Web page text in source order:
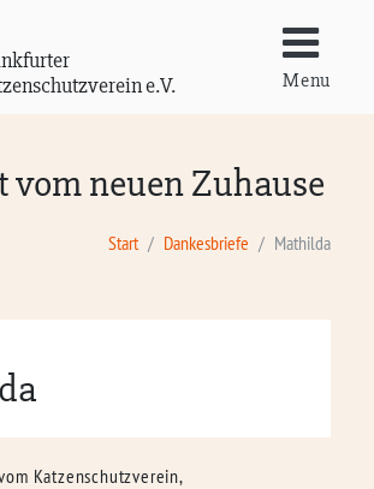
e.V.
Menu
vom neuen Zuhause
Start Dankesbriefe Mathilda
Katzenschutzverein,